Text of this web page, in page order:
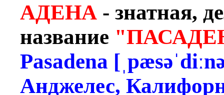
АДЕНА - знатная,
название
Pasadena
Анджелес,